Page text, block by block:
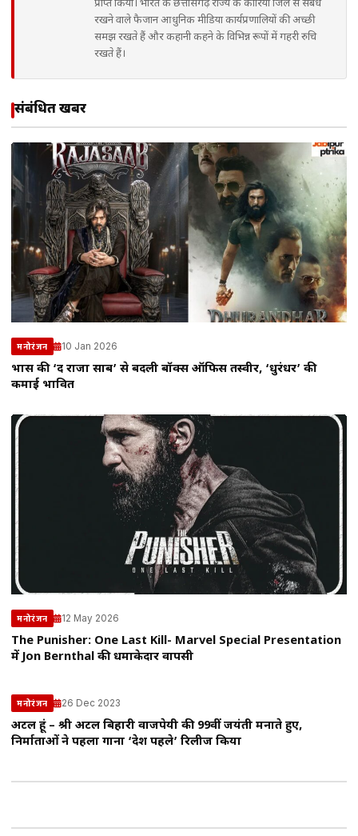
प्राप्त किया। भारत के छत्तीसगढ़ राज्य के कोरिया जिले से संबंध
रखने वाले फैजान आधुनिक मीडिया कार्यप्रणालियों की अच्छी
समझ रखते हैं और कहानी कहने के विभिन्न रूपों में गहरी रुचि
रखते हैं।
संबंधित खबरें
मनोरंजन 10 Jan 2026
प्रभास की ‘द राजा साब’ से बदली बॉक्स ऑफिस तस्वीर, ‘धुरंधर’ की
कमाई प्रभावित
मनोरंजन 12 May 2026
The Punisher: One Last Kill- Marvel Special Presentation
में Jon Bernthal की धमाकेदार वापसी
मनोरंजन 26 Dec 2023
अटल हूं – श्री अटल बिहारी वाजपेयी की 99वीं जयंती मनाते हुए,
निर्माताओं ने पहला गाना ‘देश पहले’ रिलीज किया